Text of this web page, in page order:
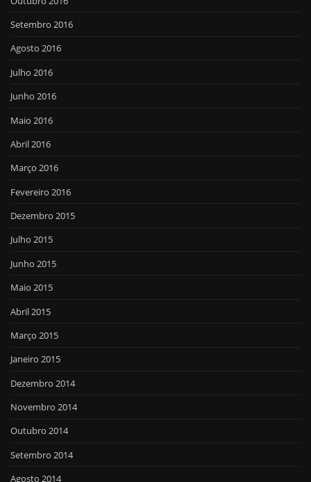
Setembro 2016
Agosto 2016
Julho 2016
Junho 2016
Maio 2016
Abril 2016
Março 2016
Fevereiro 2016
Dezembro 2015
Julho 2015
Junho 2015
Maio 2015
Abril 2015
Março 2015
Janeiro 2015
Dezembro 2014
Novembro 2014
Outubro 2014
Setembro 2014
Agosto 2014